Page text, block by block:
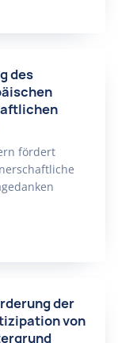
des
fördert
der
von